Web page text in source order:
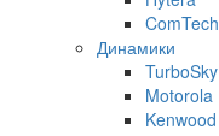
ComTech
Динамики
TurboSky
Motorola
Kenwood